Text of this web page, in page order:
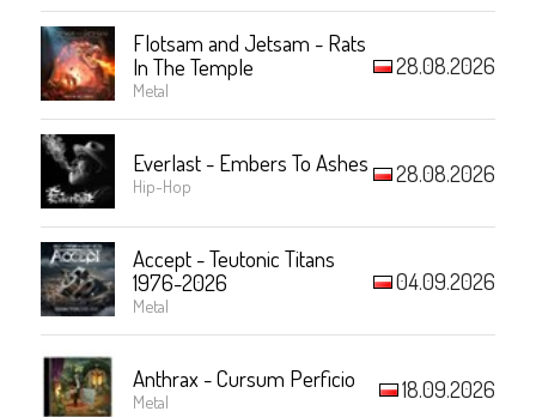
Flotsam and Jetsam - Rats
In The Temple
Metal
28.08.2026
Everlast - Embers To Ashes
Hip-Hop 28.08.2026
Accept - Teutonic Titans
1976-2026
Metal
04.09.2026
Anthrax - Cursum Perficio
Metal 18.09.2026